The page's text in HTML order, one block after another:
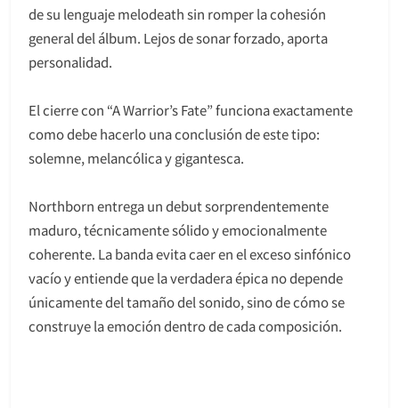
de su lenguaje melodeath sin romper la cohesión
general del álbum. Lejos de sonar forzado, aporta
personalidad.
El cierre con “A Warrior’s Fate” funciona exactamente
como debe hacerlo una conclusión de este tipo:
solemne, melancólica y gigantesca.
Northborn entrega un debut sorprendentemente
maduro, técnicamente sólido y emocionalmente
coherente. La banda evita caer en el exceso sinfónico
vacío y entiende que la verdadera épica no depende
únicamente del tamaño del sonido, sino de cómo se
construye la emoción dentro de cada composición.